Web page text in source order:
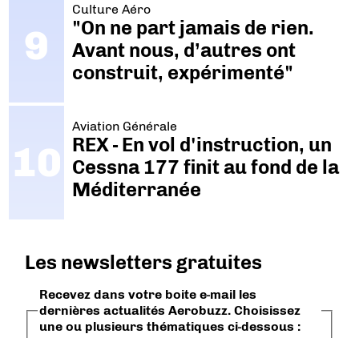
Culture Aéro
"On ne part jamais de rien.
Avant nous, d’autres ont
construit, expérimenté"
Aviation Générale
REX - En vol d'instruction, un
Cessna 177 finit au fond de la
Méditerranée
Les newsletters gratuites
Recevez dans votre boite e-mail les
dernières actualités Aerobuzz. Choisissez
une ou plusieurs thématiques ci-dessous :